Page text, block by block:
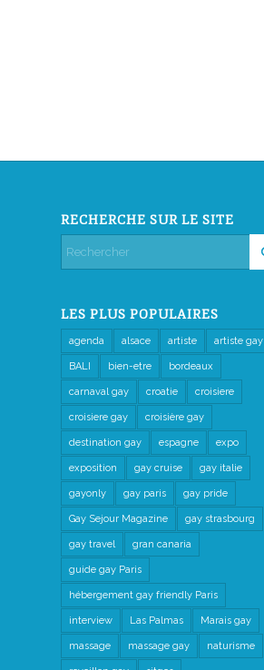
RECHERCHE SUR LE SITE
LES PLUS POPULAIRES
agenda alsace artiste artiste gay
BALI bien-etre bordeaux
carnaval gay croatie croisiere
croisiere gay croisière gay
destination gay espagne expo
exposition gay cruise gay italie
gayonly gay paris gay pride
Gay Sejour Magazine gay strasbourg
gay travel gran canaria
guide gay Paris
hébergement gay friendly Paris
interview Las Palmas Marais gay
massage massage gay naturisme